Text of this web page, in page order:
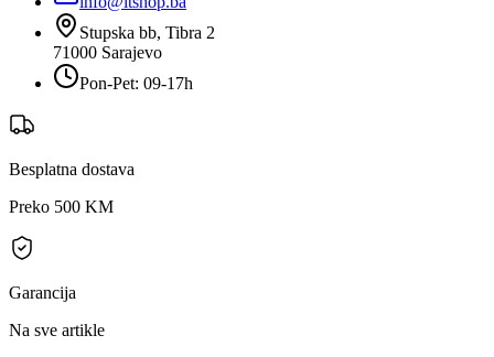
Stupska bb, Tibra 2
71000 Sarajevo
Pon-Pet: 09-17h
Besplatna dostava
Preko 500 KM
Garancija
Na sve artikle